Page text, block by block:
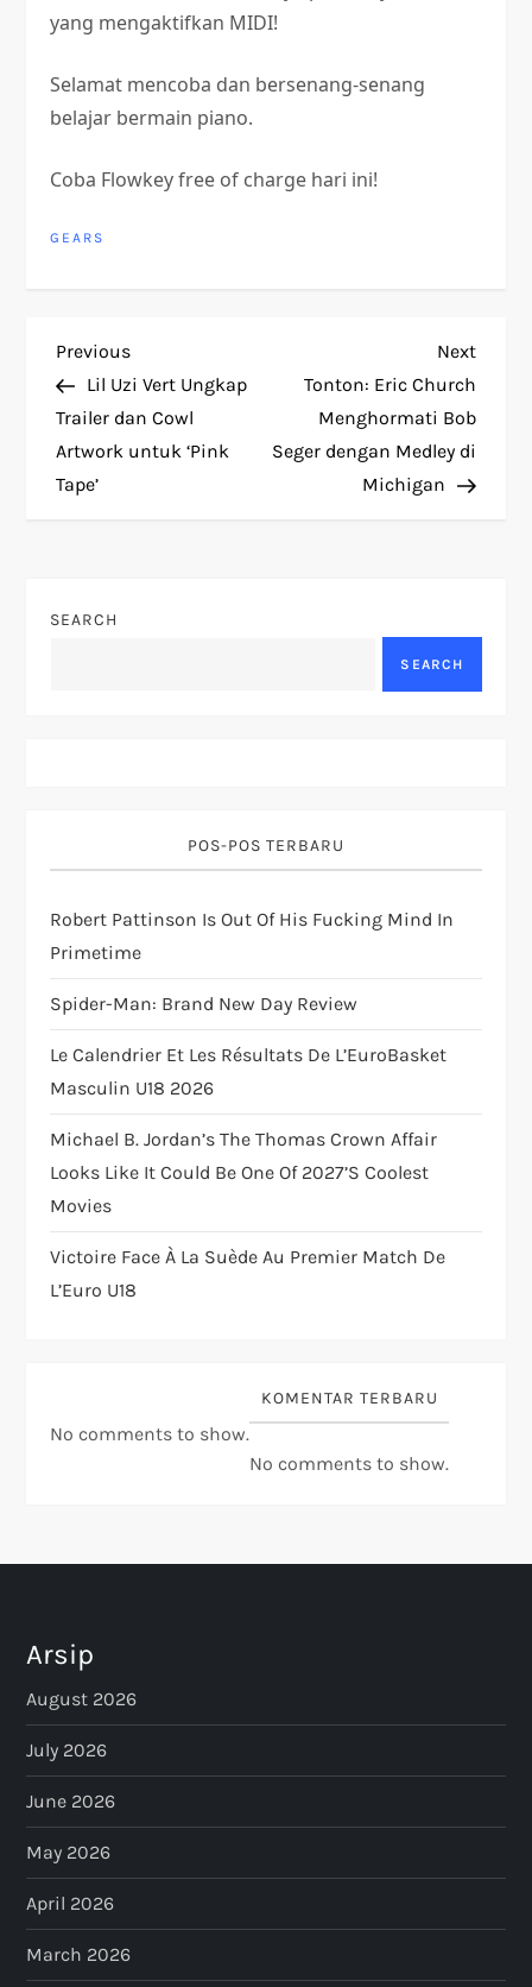
yang mengaktifkan MIDI!
Selamat mencoba dan bersenang-senang
belajar bermain piano.
Coba Flowkey free of charge hari ini!
GEARS
P
o
s
a
a
t
i
o
n
Previous
Post
Previous
Lil Uzi Vert Ungkap
Trailer dan Cowl
Artwork untuk ‘Pink
Tape’
Next
Post
Next
Tonton: Eric Church
Menghormati Bob
Seger dengan Medley di
Michigan
SEARCH
SEARCH
POS-POS TERBARU
Robert Pattinson Is Out Of His Fucking Mind In
Primetime
Spider-Man: Brand New Day Review
Le Calendrier Et Les Résultats De L’EuroBasket
Masculin U18 2026
Michael B. Jordan’s The Thomas Crown Affair
Looks Like It Could Be One Of 2027’s Coolest
Movies
Victoire Face À La Suède Au Premier Match De
L’Euro U18
No comments to show.
KOMENTAR TERBARU
No comments to show.
Arsip
August 2026
July 2026
June 2026
May 2026
April 2026
March 2026